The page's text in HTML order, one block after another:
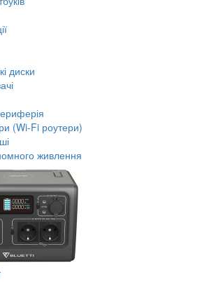
диски
(Wi-Fi роутери)
живлення